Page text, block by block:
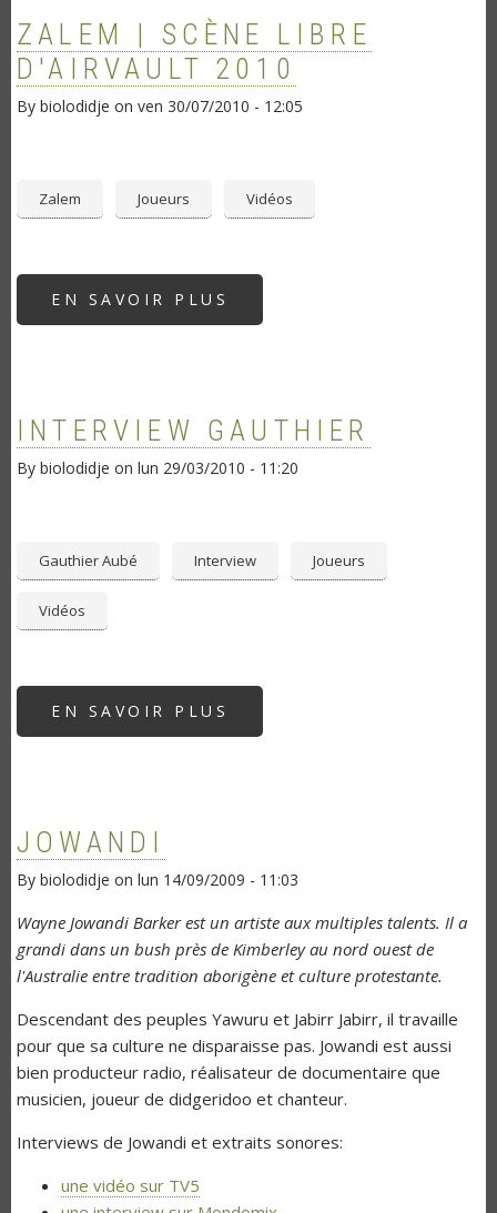
ZALEM | SCÈNE LIBRE
D'AIRVAULT 2010
By biolodidje on ven 30/07/2010 - 12:05
Zalem Joueurs Vidéos
EN SAVOIR PLUS
|
INTERVIEW GAUTHIER
By biolodidje on lun 29/03/2010 - 11:20
Gauthier Aubé Interview Joueurs
Vidéos
EN SAVOIR PLUS
GAUTHIER
JOWANDI
By biolodidje on lun 14/09/2009 - 11:03
Wayne Jowandi Barker est un artiste aux multiples talents. Il a
grandi dans un bush près de Kimberley au nord ouest de
l'Australie entre tradition aborigène et culture protestante.
Descendant des peuples Yawuru et Jabirr Jabirr, il travaille
pour que sa culture ne disparaisse pas. Jowandi est aussi
bien producteur radio, réalisateur de documentaire que
musicien, joueur de didgeridoo et chanteur.
Interviews de Jowandi et extraits sonores:
une vidéo sur TV5